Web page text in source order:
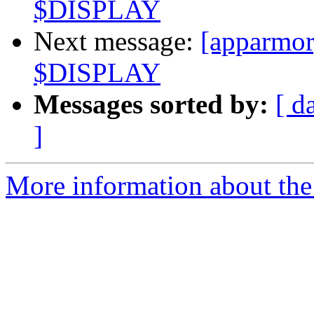
$DISPLAY
Next message:
$DISPLAY
Messages sorted by: [
]
More information about